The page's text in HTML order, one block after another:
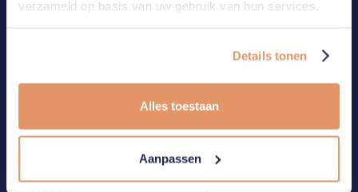
verzameld op basis van uw gebruik van hun services.
Details tonen
Alles toestaan
Aanpassen
CONTACTEER ONS